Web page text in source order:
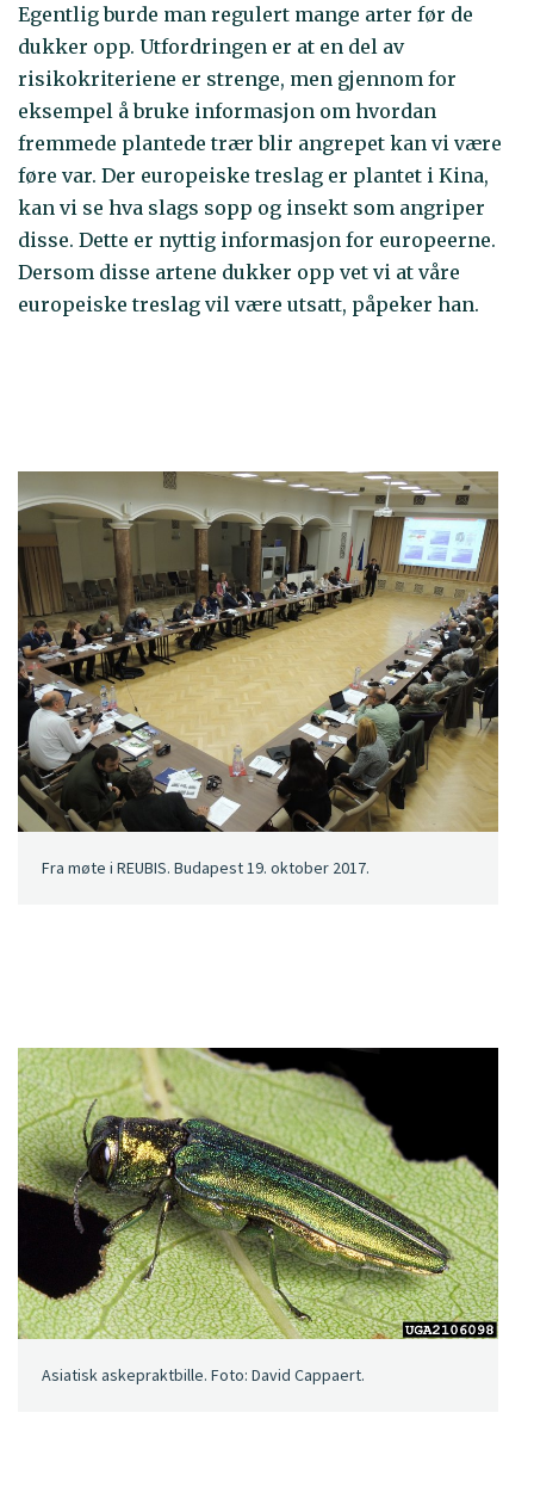
Egentlig burde man regulert mange arter før de
dukker opp. Utfordringen er at en del av
risikokriteriene er strenge, men gjennom for
eksempel å bruke informasjon om hvordan
fremmede plantede trær blir angrepet kan vi være
føre var. Der europeiske treslag er plantet i Kina,
kan vi se hva slags sopp og insekt som angriper
disse. Dette er nyttig informasjon for europeerne.
Dersom disse artene dukker opp vet vi at våre
europeiske treslag vil være utsatt, påpeker han.
Fra møte i REUBIS. Budapest 19. oktober 2017.
Asiatisk askepraktbille. Foto: David Cappaert.